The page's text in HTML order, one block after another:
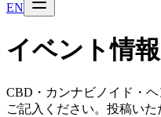
EN
イベント情
CBD・カンナビノイド・
ご記入ください。投稿い